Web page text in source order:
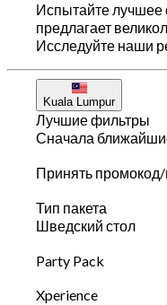
Испытайте лучшее
предлагает
Исследуйте наши
Kuala Lumpur
Лучшие фильтры
Сначала
Принять
Тип пакета
Шведский стол
Party Pack
Xperience